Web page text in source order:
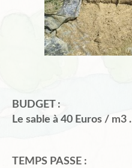
BUDGET :
Le sable à 40 Euros / m3 .
TEMPS PASSE :